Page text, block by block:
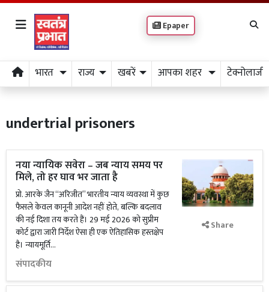
Epaper
भारत राज्य खबरें आपका शहर टेक्नोलाजी
undertrial prisoners
नया न्यायिक सवेरा – जब न्याय समय पर
मिले, तो हर घाव भर जाता है
प्रो. आरके जैन “अरिजीत” भारतीय न्याय व्यवस्था में कुछ
फैसले केवल कानूनी आदेश नहीं होते, बल्कि बदलाव
की नई दिशा तय करते हैं। 29 मई 2026 को सुप्रीम
कोर्ट द्वारा जारी निर्देश ऐसा ही एक ऐतिहासिक हस्तक्षेप
है। न्यायमूर्ति...
संपादकीय
Share